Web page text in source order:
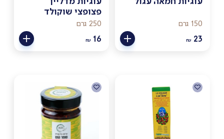
150 גרם
₪ 23
פצופצי שוקולד
250 גרם
₪ 16